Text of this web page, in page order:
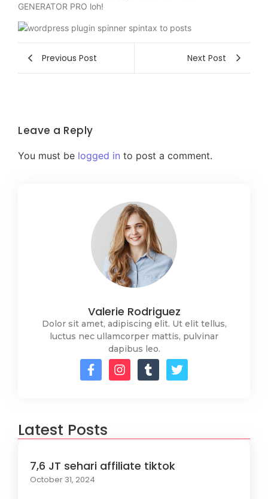
GENERATOR PRO loh!
Previous Post Next Post
Leave a Reply
You must be logged in to post a comment.
Valerie Rodriguez
Dolor sit amet, adipiscing elit. Ut elit tellus,
luctus nec ullamcorper mattis, pulvinar
dapibus leo.
Latest Posts
7,6 JT sehari affiliate tiktok
October 31, 2024